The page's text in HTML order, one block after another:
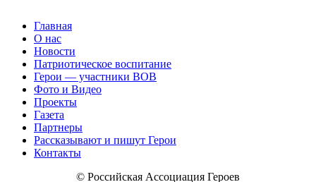
Главная
О нас
Новости
Патриотическое воспитание
Герои — участники ВОВ
Фото и Видео
Проекты
Газета
Партнеры
Рассказывают и пишут Герои
Контакты
© Российская Ассоциация Героев